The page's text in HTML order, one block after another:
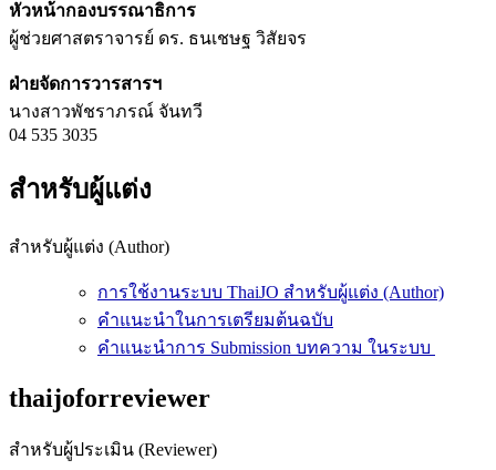
หัวหน้ากองบรรณาธิการ
ผู้ช่วยศาสตราจารย์ ดร. ธนเชษฐ วิสัยจร
ฝ่ายจัดการวารสารฯ
นางสาวพัชราภรณ์ จันทวี
04 535 3035
สำหรับผู้แต่ง
สำหรับผู้แต่ง (Author)
การใช้งานระบบ ThaiJO สำหรับผู้แต่ง (Author)
คำแนะนำในการเตรียมต้นฉบับ
คำแนะนำการ Submission บทความ ในระบบ
thaijoforreviewer
สำหรับผู้ประเมิน (Reviewer)